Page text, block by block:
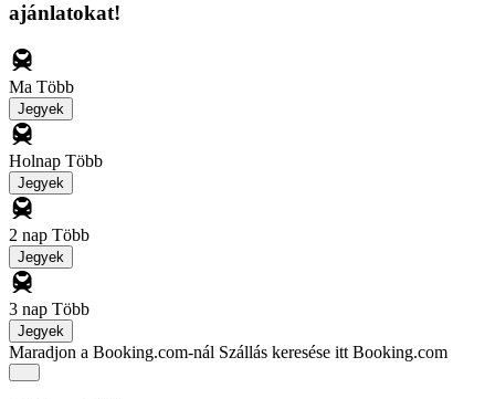
ajánlatokat!
Ma Több
Jegyek
Holnap Több
Jegyek
2 nap Több
Jegyek
3 nap Több
Jegyek
Maradjon a Booking.com-nál Szállás keresése itt Booking.com